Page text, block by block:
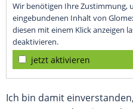
Wir benötigen Ihre Zustimmung,
eingebundenen Inhalt von
diesen mit einem Klick anzeigen
deaktivieren.
jetzt aktivieren
Ich bin damit